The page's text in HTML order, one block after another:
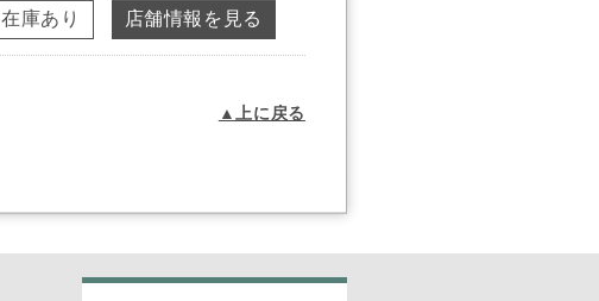
店舗情報を見る
在庫あり
▲上に戻る